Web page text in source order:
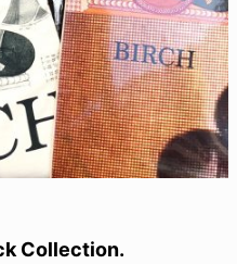
Collection.